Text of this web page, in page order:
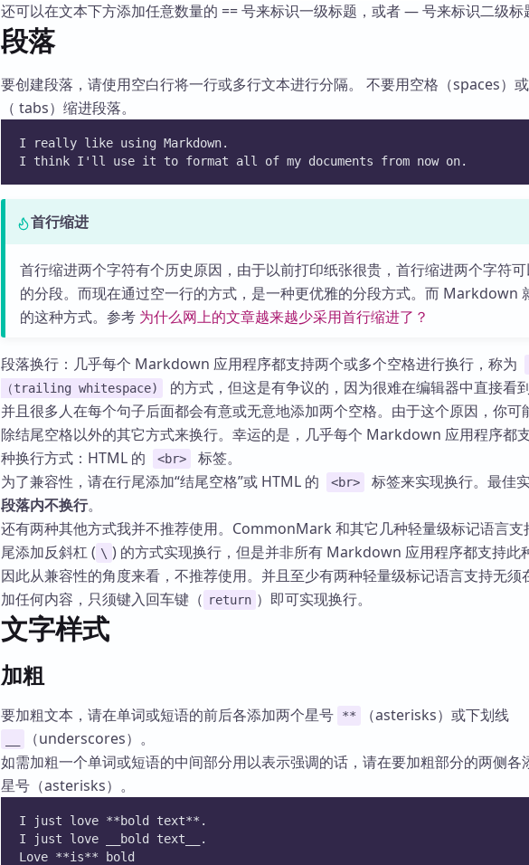
还可以在文本下方添加任意数量的 == 号来标识一级标题，或者 — 号来标识二级标
段落
要创建段落，请使用空白行将一行或多行文本进行分隔。 不要用空格（spaces）
（ tabs）缩进段落。
I really like using Markdown.
I think I'll use it to format all of my documents from now on.
首行缩进
首行缩进两个字符有个历史原因，由于以前打印纸张很贵，首行缩进两个字符
的分段。而现在通过空一行的方式，是一种更优雅的分段方式。而 Markdown
的这种方式。参考 为什么网上的文章越来越少采用首行缩进了？
段落换行：几乎每个 Markdown 应用程序都支持两个或多个空格进行换行，称为
（trailing whitespace)
的方式，但这是有争议的，因为很难在编辑器中直接看
并且很多人在每个句子后面都会有意或无意地添加两个空格。由于这个原因，你可
除结尾空格以外的其它方式来换行。幸运的是，几乎每个 Markdown 应用程序都
种换行方式：HTML 的
<br>
标签。
为了兼容性，请在行尾添加“结尾空格”或 HTML 的
<br>
标签来实现换行。最佳
段落内不换行。
还有两种其他方式我并不推荐使用。CommonMark 和其它几种轻量级标记语言支
尾添加反斜杠 ( \ ) 的方式实现换行，但是并非所有 Markdown 应用程序都支持此
因此从兼容性的角度来看，不推荐使用。并且至少有两种轻量级标记语言支持无须
加任何内容，只须键入回车键（ return ）即可实现换行。
文字样式
加粗
要加粗文本，请在单词或短语的前后各添加两个星号 ** （asterisks）或下划线
（underscores）。
如需加粗一个单词或短语的中间部分用以表示强调的话，请在要加粗部分的两侧各
星号（asterisks）。
I just love **bold text**.
I just love __bold text__.
Love **is** bold